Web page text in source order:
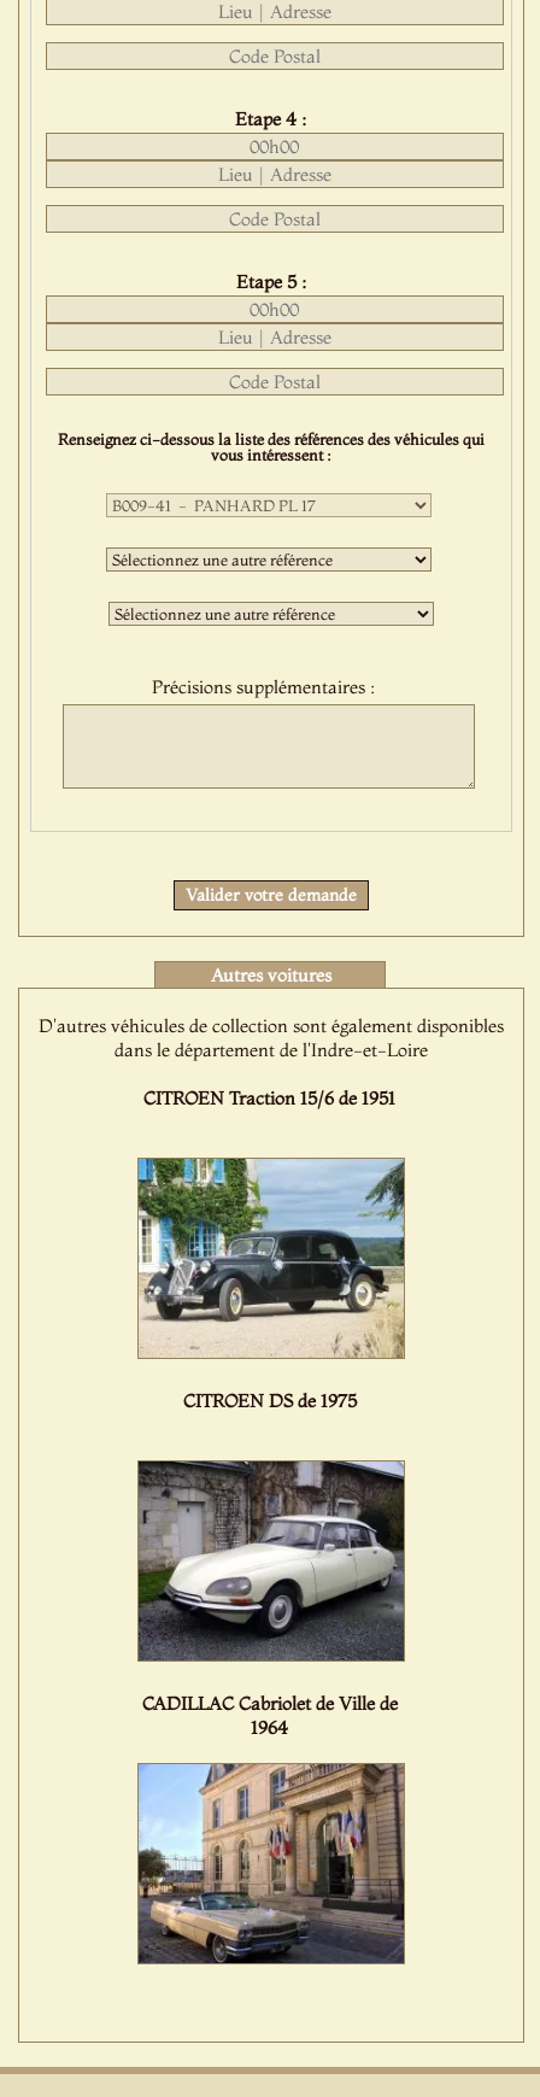
Etape 4 :
Etape 5 :
Renseignez ci-dessous la liste des références des véhicules qui
vous intéressent :
Première
sélection
:Deuxième
sélection
:Troisième
sélection
Précisions supplémentaires :
Valider votre demande
Autres voitures
D'autres véhicules de collection sont également disponibles
dans le département de l'Indre-et-Loire
CITROEN Traction 15/6 de 1951
CITROEN DS de 1975
CADILLAC Cabriolet de Ville de
1964